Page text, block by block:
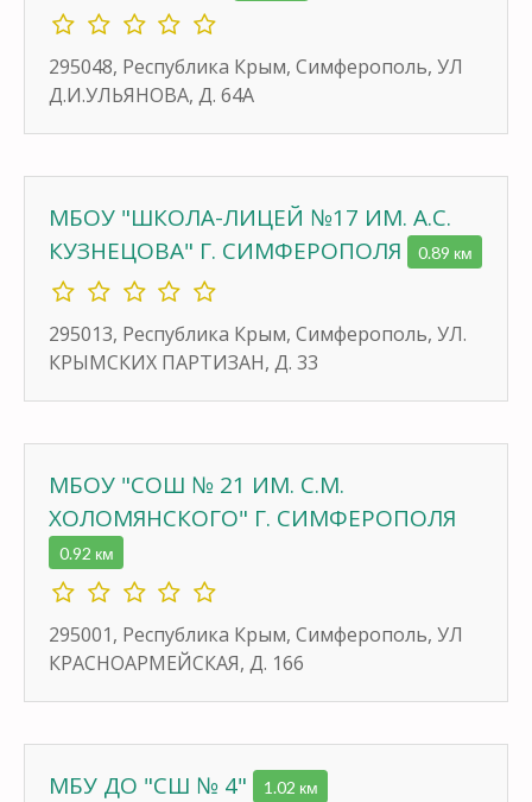
295048, Республика Крым, Симферополь, УЛ
Д.И.УЛЬЯНОВА, Д. 64А
МБОУ "ШКОЛА-ЛИЦЕЙ №17 ИМ. А.С.
КУЗНЕЦОВА" Г. СИМФЕРОПОЛЯ
0.89 км
295013, Республика Крым, Симферополь, УЛ.
КРЫМСКИХ ПАРТИЗАН, Д. 33
МБОУ "СОШ № 21 ИМ. С.М.
ХОЛОМЯНСКОГО" Г. СИМФЕРОПОЛЯ
0.92 км
295001, Республика Крым, Симферополь, УЛ
КРАСНОАРМЕЙСКАЯ, Д. 166
МБУ ДО "СШ № 4" 1.02 км